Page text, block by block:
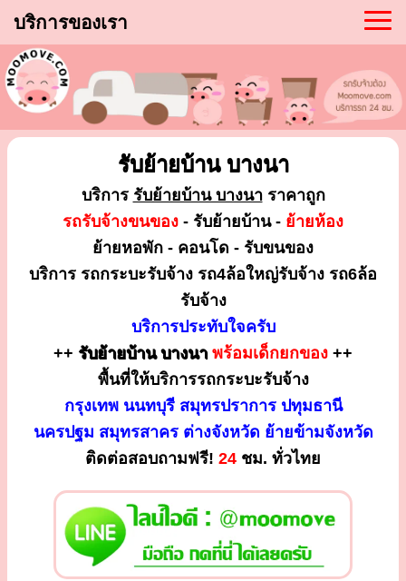
บริการของเรา
รับย้ายบ้าน บางนา
บริการ รับย้ายบ้าน บางนาราคาถูก
รถรับจ้างขนของ - รับย้ายบ้าน - ย้ายห้อง
ย้ายหอพัก - คอนโด - รับขนของ
บริการ รถกระบะรับจ้าง รถ4ล้อใหญ่รับจ้าง รถ6ล้อ
รับจ้าง
บริการประทับใจครับ
++ รับย้ายบ้าน บางนา พร้อมเด็กยกของ ++
พื้นที่ให้บริการรถกระบะรับจ้าง
กรุงเทพ นนทบุรี สมุทรปราการ ปทุมธานี
นครปฐม สมุทรสาคร ต่างจังหวัด ย้ายข้ามจังหวัด
ติดต่อสอบถามฟรี! 24 ชม. ทั่วไทย